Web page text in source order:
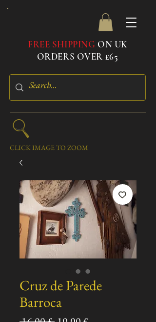
FREE SHIPPING ON UK
ORDERS OVER £65
CLICK IMAGE TO ZOOM
Cruz de Parede
Barroca